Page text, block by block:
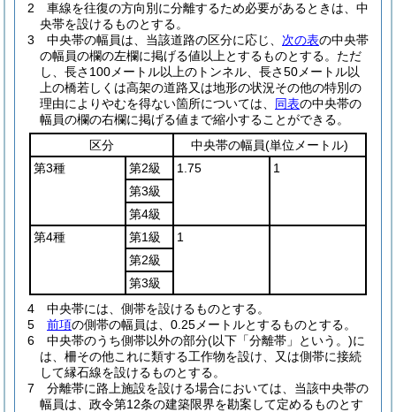
2
車線を往復の方向別に分離するため必要があるときは、中
央帯を設けるものとする。
3
中央帯の幅員は、当該道路の区分に応じ、 次の表の中央帯
の幅員の欄の左欄に掲げる値以上とするものとする。 ただ
し、長さ100メートル以上のトンネル、長さ50メートル以
上の橋若しくは高架の道路又は地形の状況その他の特別の
理由によりやむを得ない箇所については、 同表の中央帯の
幅員の欄の右欄に掲げる値まで縮小することができる。
区分
中央帯の幅員(単位メートル)
第3種
第2級 1.75
1
第3級
第4級
第4種
第1級
1
第2級
第3級
4
中央帯には、側帯を設けるものとする。
5
前項の側帯の幅員は、0.25メートルとするものとする。
6
中央帯のうち側帯以外の部分(以下「分離帯」という。)に
は、柵その他これに類する工作物を設け、又は側帯に接続
して縁石線を設けるものとする。
7
分離帯に路上施設を設ける場合においては、当該中央帯の
幅員は、政令第12条の建築限界を勘案して定めるものとす